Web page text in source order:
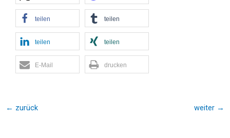
teilen teilen
teilen teilen
E-Mail drucken
← zurück weiter →